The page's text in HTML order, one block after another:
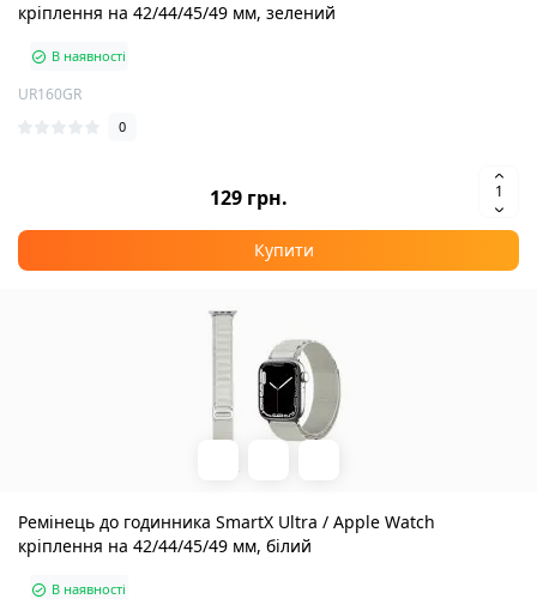
кріплення на 42/44/45/49 мм, зелений
В наявності
UR160GR
0
129 грн.
Купити
Ремінець до годинника SmartX Ultra / Apple Watch
кріплення на 42/44/45/49 мм, білий
В наявності